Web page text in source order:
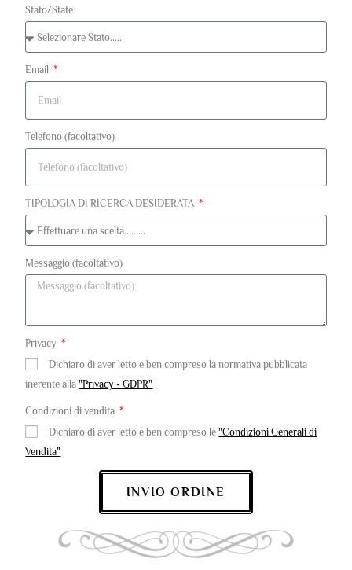
Stato/State
Email
Telefono (facoltativo)
TIPOLOGIA DI RICERCA DESIDERATA
Messaggio (facoltativo)
Privacy
Dichiaro di aver letto e ben compreso la normativa pubblicata
inerente alla"Privacy - GDPR"
Condizioni di vendita
Dichiaro di aver letto e ben compreso le"Condizioni Generali di
Vendita"
INVIO ORDINE